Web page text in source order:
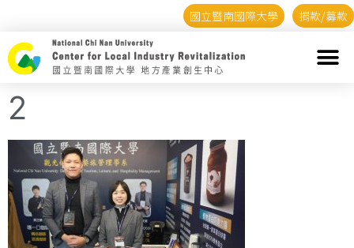
國立暨南國際大學 捐款/募款
2